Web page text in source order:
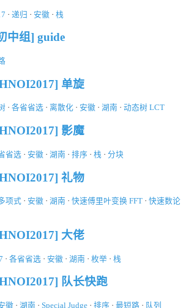
· 递归 · 安徽 · 栈
中组] guide
单旋
· 各省省选 · 离散化 · 安徽 · 湖南 · 动态树 LCT
影魔
省选 · 安徽 · 湖南 · 排序 · 栈 · 分块
礼物
项式 · 安徽 · 湖南 · 快速傅里叶变换 FFT · 快速数论
大佬
· 各省省选 · 安徽 · 湖南 · 枚举 · 栈
队长快跑
徽 · 湖南 · Special Judge · 排序 · 最短路 · 队列